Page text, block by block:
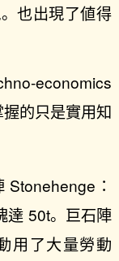
也出現了値得
economics
的只是實用知
Stonehenge：
達 50t。巨石陣
用了大量勞動